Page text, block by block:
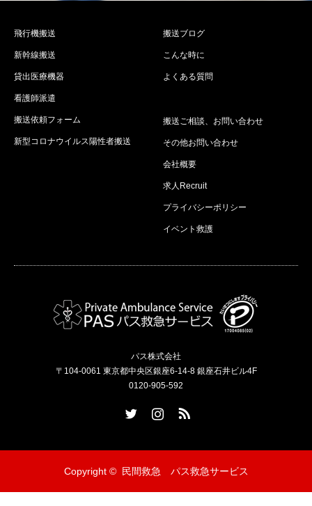
飛行機搬送
新幹線搬送
貸出医療機器
看護師派遣
搬送依頼フォーム
新型コロナウイルス陽性者搬送
搬送ブログ
こんな時に
よくある質問
搬送ご相談、お問い合わせ
その他お問い合わせ
会社概要
求人Recruit
プライバシーポリシー
イベント救護
パス株式会社
〒104-0061 東京都中央区銀座6-14-8 銀座石井ビル4F
0120-905-592
Copyright © 民間救急 パス救急サービス